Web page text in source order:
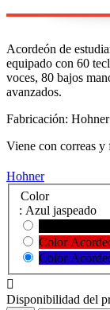
Acordeón de
equipado con 60
voces, 80 bajos
avanzados.
Fabricación:
Viene con correas y
Hohner
Color
: Azul jaspeado
Color
Color

Disponibilidad del